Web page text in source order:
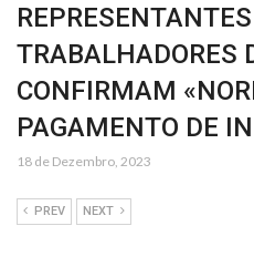
TRABALHADORES
CONFIRMAM
PAGAMENTO DE
18 de Dezembro, 2023
PREV NEXT